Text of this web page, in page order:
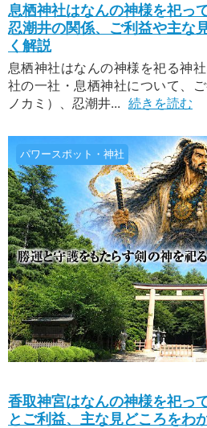
息栖神社はなんの神様を祀っ
忍潮井の関係、ご利益や主な
く解説
息栖神社はなんの神様を祀る神
社の一社・息栖神社について、
ノカミ）、忍潮井... 続きを読む
パワースポット・神社
香取神宮はなんの神様を祀っ
とご利益、主な見どころをわ